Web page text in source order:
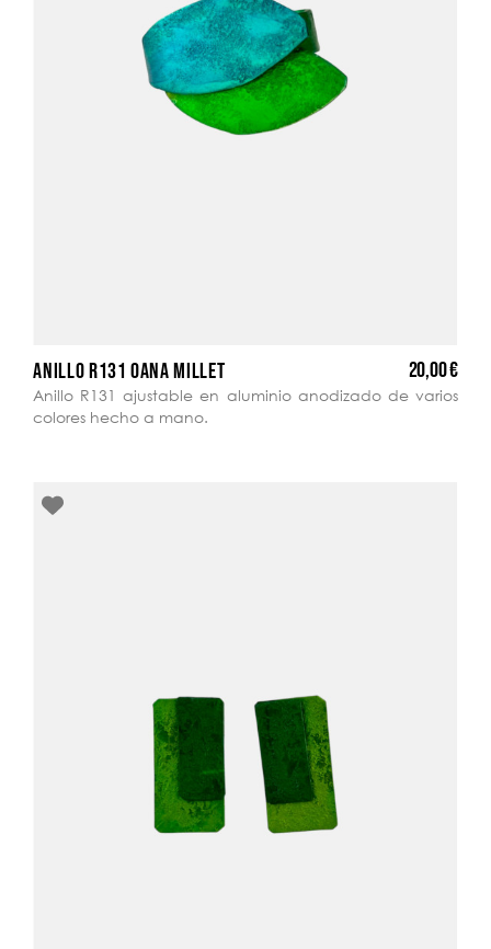
ANILLO R131 OANA MILLET 20,00 €
Anillo R131 ajustable en aluminio anodizado de varios
colores hecho a mano.